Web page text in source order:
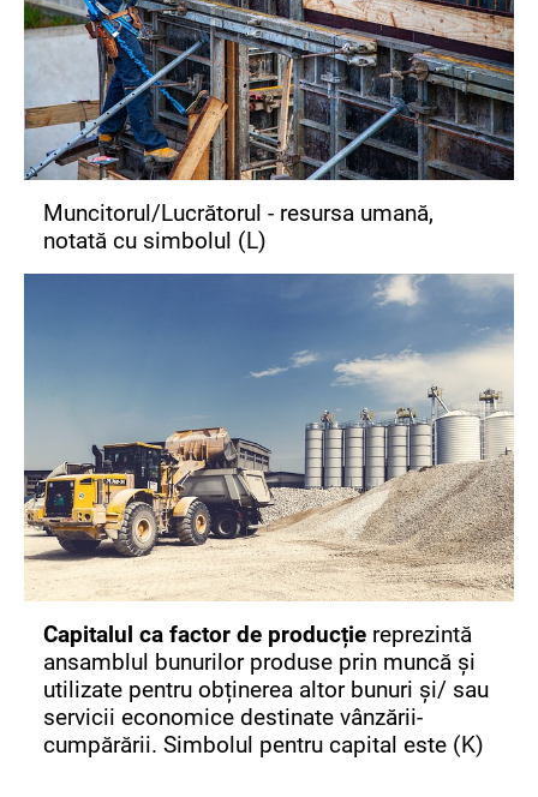
Muncitorul/Lucrătorul - resursa umană,
notată cu simbolul (L)
Capitalul ca factor de producție reprezintă
ansamblul bunurilor produse prin muncă și
utilizate pentru obținerea altor bunuri și/ sau
servicii economice destinate vânzării-
cumpărării. Simbolul pentru capital este (K)